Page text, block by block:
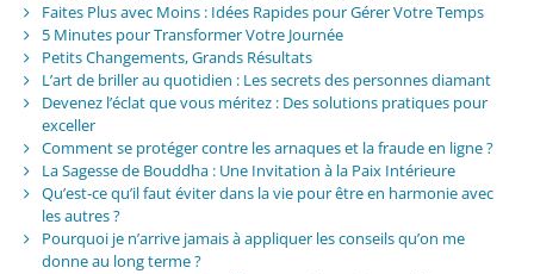
Faites Plus avec Moins : Idées Rapides pour Gérer Votre Temps
5 Minutes pour Transformer Votre Journée
Petits Changements, Grands Résultats
L’art de briller au quotidien : Les secrets des personnes diamant
Devenez l’éclat que vous méritez : Des solutions pratiques pour
exceller
Comment se protéger contre les arnaques et la fraude en ligne ?
La Sagesse de Bouddha : Une Invitation à la Paix Intérieure
Qu’est-ce qu’il faut éviter dans la vie pour être en harmonie avec
les autres ?
Pourquoi je n’arrive jamais à appliquer les conseils qu’on me
donne au long terme ?